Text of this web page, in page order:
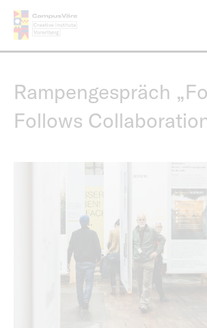
content
Rampengespräch
Follows